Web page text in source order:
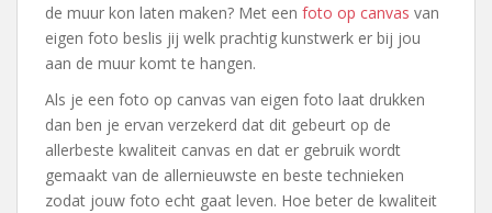
de muur kon laten maken? Met een foto op canvas van
eigen foto beslis jij welk prachtig kunstwerk er bij jou
aan de muur komt te hangen.
Als je een foto op canvas van eigen foto laat drukken
dan ben je ervan verzekerd dat dit gebeurt op de
allerbeste kwaliteit canvas en dat er gebruik wordt
gemaakt van de allernieuwste en beste technieken
zodat jouw foto echt gaat leven. Hoe beter de kwaliteit